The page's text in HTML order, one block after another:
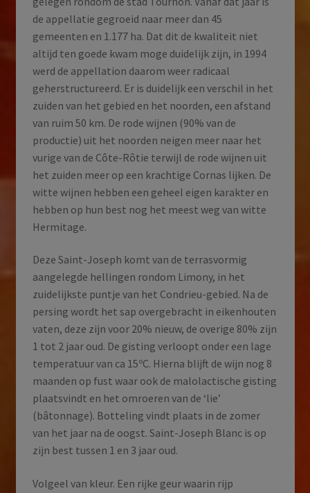
de appellatie gegroeid naar meer dan 45
gemeenten en 1.177 ha. Dat dit de kwaliteit niet
altijd ten goede kwam moge duidelijk zijn, in 1994
werd de appellation daarom weer radicaal
geherstructureerd. Er is duidelijk een verschil in het
zuiden van het gebied en het noorden, een afstand
van ruim 50 km. De rode wijnen (90% van de
productie) uit het noorden neigen meer naar het
vurige van de Côte-Rôtie terwijl de rode wijnen uit
het zuiden meer op een krachtige Cornas lijken. De
witte wijnen hebben een geheel eigen karakter en
hebben op hun best nog het meest weg van witte
Hermitage.
Deze Saint-Joseph komt van de terrasvormig
aangelegde hellingen rondom Limony, in het
zuidelijkste puntje van het Condrieu-gebied. Na de
persing wordt het sap overgebracht in eikenhouten
vaten, deze zijn voor 20% nieuw, de overige 80% zijn
1 tot 2 jaar oud. De gisting verloopt onder een lage
temperatuur van ca 15ºC. Hierna blijft de wijn nog 8
maanden op fust waar ook de malolactische gisting
plaatsvindt en het omroeren van de ‘lie’
(bâtonnage). Botteling vindt plaats in de zomer
van het jaar na de oogst. Saint-Joseph Blanc is op
zijn best tussen 1 en 3 jaar oud.
Volgeel van kleur. Een rijke geur waarin rijp